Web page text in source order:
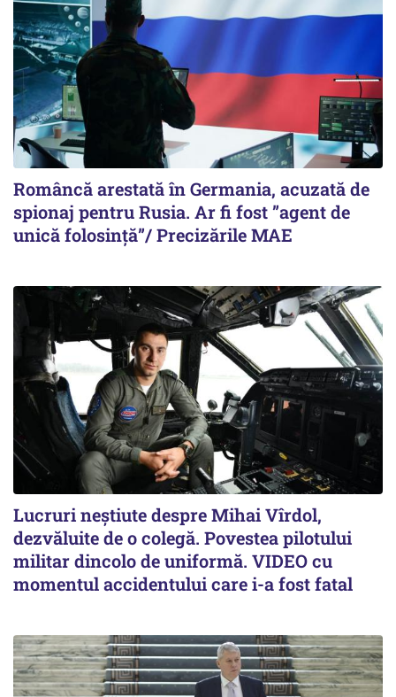
Româncă arestată în Germania, acuzată de
spionaj pentru Rusia. Ar fi fost ”agent de
unică folosință”/ Precizările MAE
Lucruri neștiute despre Mihai Vîrdol,
dezvăluite de o colegă. Povestea pilotului
militar dincolo de uniformă. VIDEO cu
momentul accidentului care i-a fost fatal